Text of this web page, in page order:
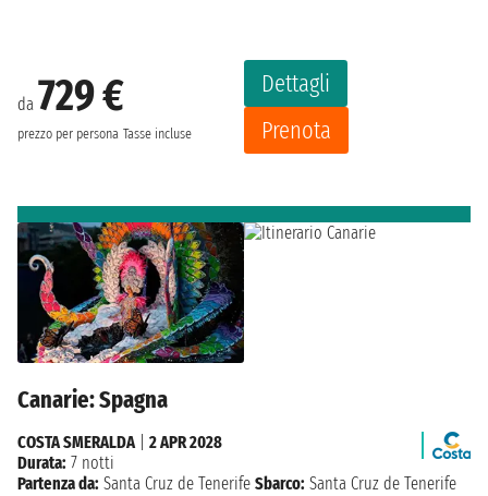
da 729 €
prezzo per persona Tasse incluse
Dettagli
Prenota
Canarie: Spagna
COSTA SMERALDA| 2 APR 2028
Durata: 7 notti
Partenza da: Santa Cruz de Tenerife Sbarco: Santa Cruz de Tenerife